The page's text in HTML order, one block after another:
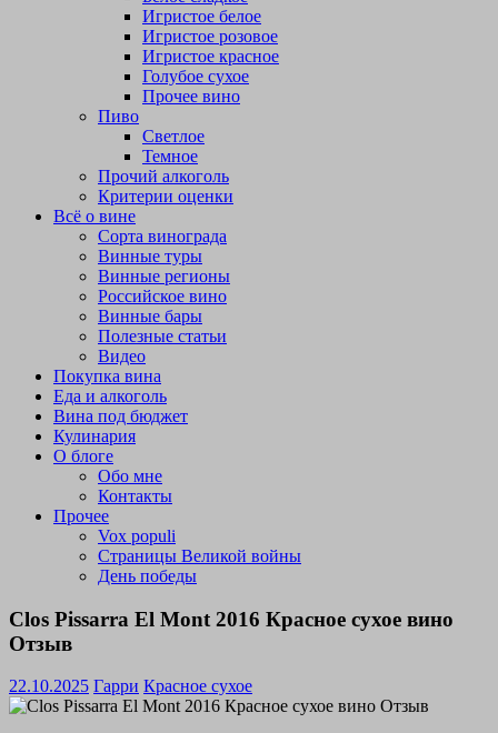
Игристое белое
Игристое розовое
Игристое красное
Голубое сухое
Прочее вино
Пиво
Светлое
Темное
Прочий алкоголь
Критерии оценки
Всё о вине
Сорта винограда
Винные туры
Винные регионы
Российское вино
Винные бары
Полезные статьи
Видео
Покупка вина
Еда и алкоголь
Вина под бюджет
Кулинария
О блоге
Обо мне
Контакты
Прочее
Vox populi
Страницы Великой войны
День победы
Clos Pissarra El Mont 2016 Красное сухое вино
Отзыв
22.10.2025 Гарри Красное сухое